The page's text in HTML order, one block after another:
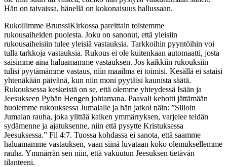
Hän on taivaissa, hänellä on kokonaisuus hallussaan.
Rukoilimme BrunssiKirkossa pareittain toistemme
rukousaiheiden puolesta. Joku on sanonut, että yleisiin
rukousaiheisiin tulee yleisiä vastauksia. Tarkkoihin pyyntöihin voi
tulla tarkkoja vastauksia. Rukous ei ole kuitenkaan automaatti, josta
saisimme aina haluamamme vastauksen. Jos kaikkiin rukouksiin
tulisi pyytämämme vastaus, niin maailma ei toimisi. Kesällä ei sataisi
yhtenäkään päivänä, kun niin moni pyytäisi kaunista säätä.
Rukouksessa keskeistä on se, että olemme yhteydessä Isään ja
Jeesukseen Pyhän Hengen johtamana. Paavali kehotti jättämään
huolemme rukouksessa Jumalalle ja hän jatkoi näin: ”Silloin
Jumalan rauha, joka ylittää kaiken ymmärryksen, varjelee teidän
sydämenne ja ajatuksenne, niin että pysytte Kristuksessa
Jeesuksessa.” Fil 4:7. Tuossa kohdassa ei sanota, että saamme
haluamamme vastauksen, vaan siinä luvataan koko olemuksellemme
rauha. Ymmärrän sen niin, että vakuutun Jeesuksen tietävän
tilanteeni.